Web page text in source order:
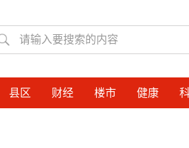
县区 财经 楼市 健康